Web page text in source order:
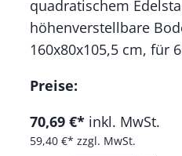
quadratischem
höhenverstellbare
160x80x105,5 cm, für
Preise:
70,69 €* inkl. MwSt.
59,40 €* zzgl. MwSt.